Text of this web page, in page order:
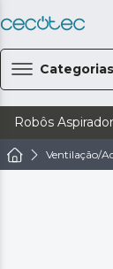
Categorias
Robôs
Ventilação/